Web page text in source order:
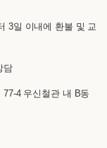
3일 이내에 환불 및 교
담
4 우신철관 내 B동